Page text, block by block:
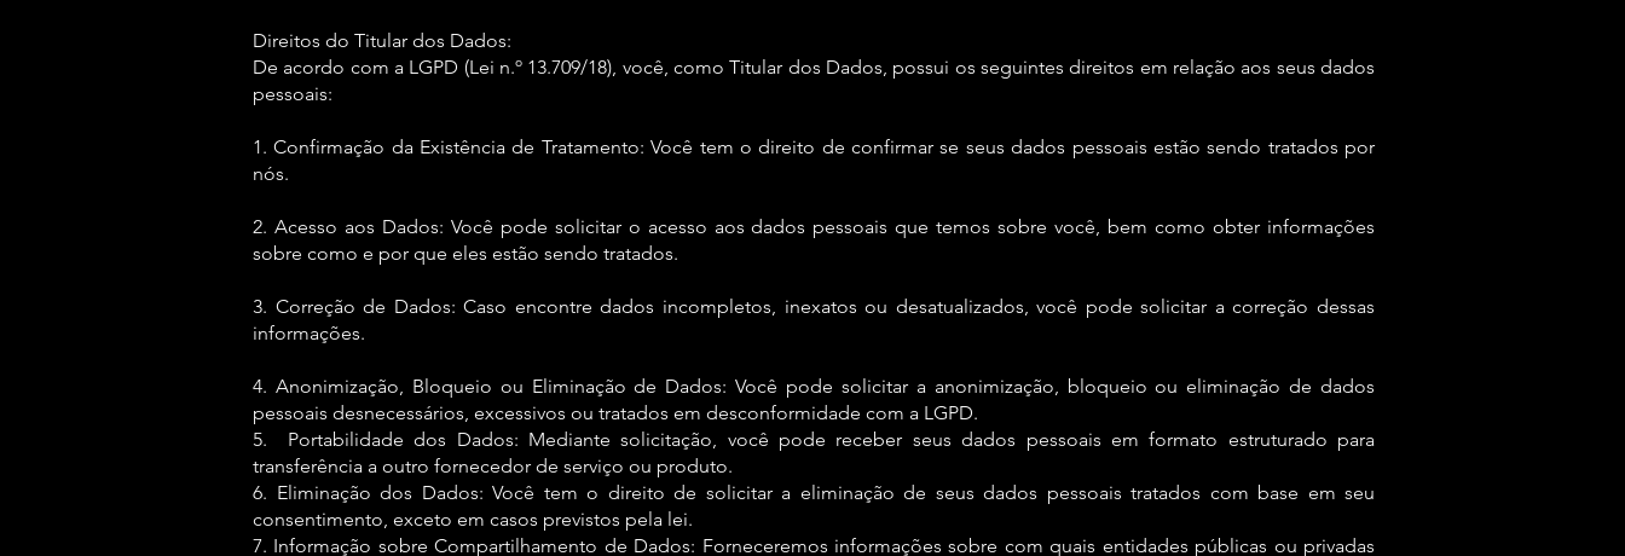
Direitos do Titular dos Dados:
De acordo com a LGPD (Lei n.º 13.709/18), você, como Titular dos Dados, possui os seguintes direitos em relação aos seus dados
pessoais:
1. Confirmação da Existência de Tratamento: Você tem o direito de confirmar se seus dados pessoais estão sendo tratados por
nós.
2. Acesso aos Dados: Você pode solicitar o acesso aos dados pessoais que temos sobre você, bem como obter informações
sobre como e por que eles estão sendo tratados.
3. Correção de Dados: Caso encontre dados incompletos, inexatos ou desatualizados, você pode solicitar a correção dessas
informações.
4. Anonimização, Bloqueio ou Eliminação de Dados: Você pode solicitar a anonimização, bloqueio ou eliminação de dados
pessoais desnecessários, excessivos ou tratados em desconformidade com a LGPD.
5. Portabilidade dos Dados: Mediante solicitação, você pode receber seus dados pessoais em formato estruturado para
transferência a outro fornecedor de serviço ou produto.
6. Eliminação dos Dados: Você tem o direito de solicitar a eliminação de seus dados pessoais tratados com base em seu
consentimento, exceto em casos previstos pela lei.
7. Informação sobre Compartilhamento de Dados: Forneceremos informações sobre com quais entidades públicas ou privadas